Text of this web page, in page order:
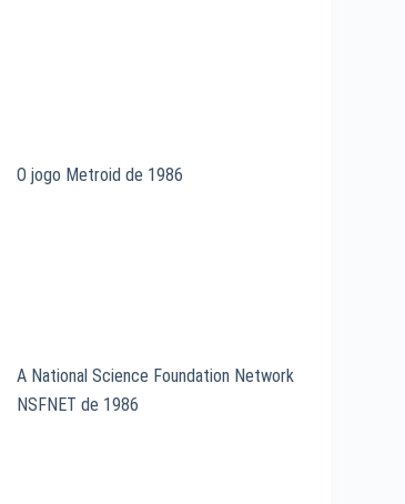
O jogo Metroid de 1986
A National Science Foundation Network
NSFNET de 1986